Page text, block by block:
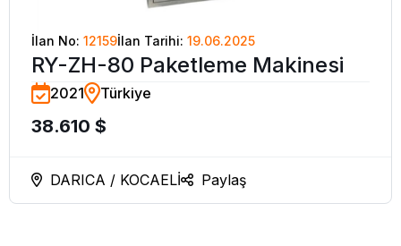
İlan No: 12159İlan Tarihi: 19.06.2025
RY-ZH-80 Paketleme Makinesi
2021 Türkiye
38.610 $
DARICA / KOCAELİ Paylaş